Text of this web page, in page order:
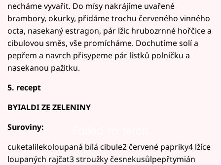
necháme vyvařit. Do mísy nakrájíme uvařené
brambory, okurky, přidáme trochu červeného vinného
octa, nasekaný estragon, pár lžic hrubozrnné hořčice a
cibulovou směs, vše promícháme. Dochutíme solí a
pepřem a navrch přisypeme pár lístků polníčku a
nasekanou pažitku.
5. recept
BYIALDI ZE ZELENINY
Suroviny:
cuketalilekoloupaná bílá cibule2 červené papriky4 lžíce
loupaných rajčat3 stroužky česnekusůlpepřtymián